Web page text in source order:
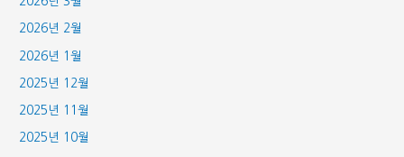
2026년 2월
2026년 1월
2025년 12월
2025년 11월
2025년 10월